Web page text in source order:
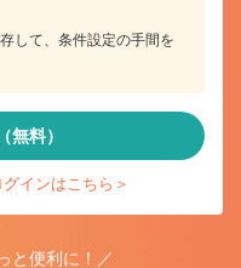
して、条件設定の手間を
無料）
インはこちら＞
と便利に！／